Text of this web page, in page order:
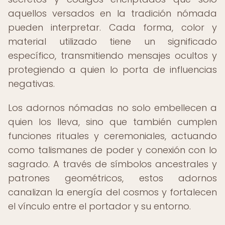
aquellos versados en la tradición nómada
pueden interpretar. Cada forma, color y
material utilizado tiene un significado
específico, transmitiendo mensajes ocultos y
protegiendo a quien lo porta de influencias
negativas.
Los adornos nómadas no solo embellecen a
quien los lleva, sino que también cumplen
funciones rituales y ceremoniales, actuando
como talismanes de poder y conexión con lo
sagrado. A través de símbolos ancestrales y
patrones geométricos, estos adornos
canalizan la energía del cosmos y fortalecen
el vínculo entre el portador y su entorno.